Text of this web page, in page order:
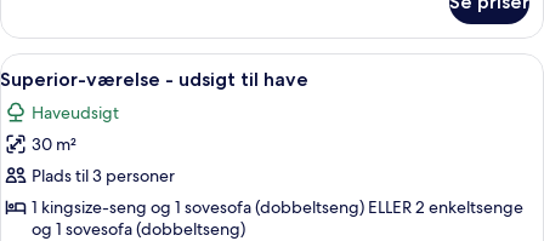
værelse
privat
pool
(Individual
Pool)
Indlæs
alle
billeder
af
Superior-
værelse
Et moderne badeværelse med et
2
Superior-værelse - udsigt til have
Haveudsigt
30 m²
Plads til 3 personer
1 kingsize-seng og 1 sovesofa (dobbeltseng) ELLER 2 enkeltsenge
og 1 sovesofa (dobbeltseng)